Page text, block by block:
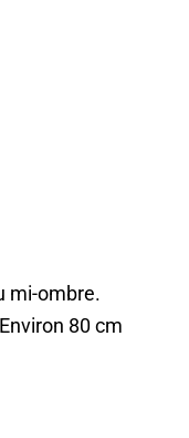
mi-ombre.
Environ 80 cm